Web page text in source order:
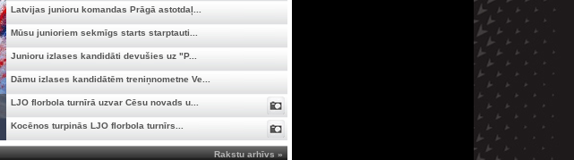
Latvijas junioru komandas Prāgā astotdaļ...
Mūsu junioriem sekmīgs starts starptauti...
Junioru izlases kandidāti devušies uz "P...
Dāmu izlases kandidātēm treniņnometne Ve...
LJO florbola turnīrā uzvar Cēsu novads u...
Kocēnos turpinās LJO florbola turnīrs...
Rakstu arhīvs »